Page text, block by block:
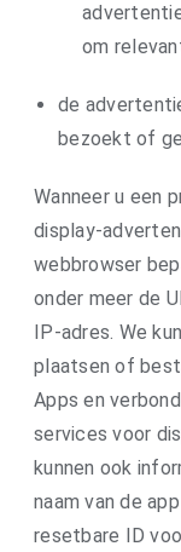
om
de
bezoekt of
Wanneer u een
display-
webbrowser
onder meer de
IP-adres. We
plaatsen of
Apps en
services voor
kunnen ook
naam van de
resetbare ID